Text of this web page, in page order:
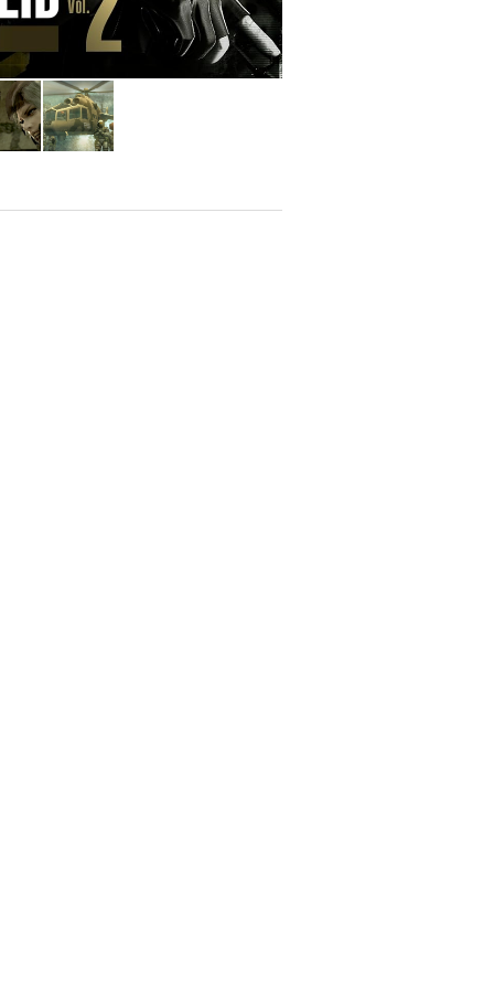
(Naked Snake), quien lidera una
La trama gira en torno a una
y un sistema de inteligencia
soldados sin patria y la evolución
para detener un nuevo proyecto
de “acción y sigilo táctico”. A
evitando cámaras, soldados y
la llegada de refuerzos
y acciones del jugador. Esto